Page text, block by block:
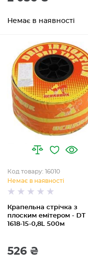
Немає в наявності
Крапельна стрічка з
плоским емітером - DT
1618-15-0,8L 500м
Код товару: 16010
Немає в наявності
526 ₴